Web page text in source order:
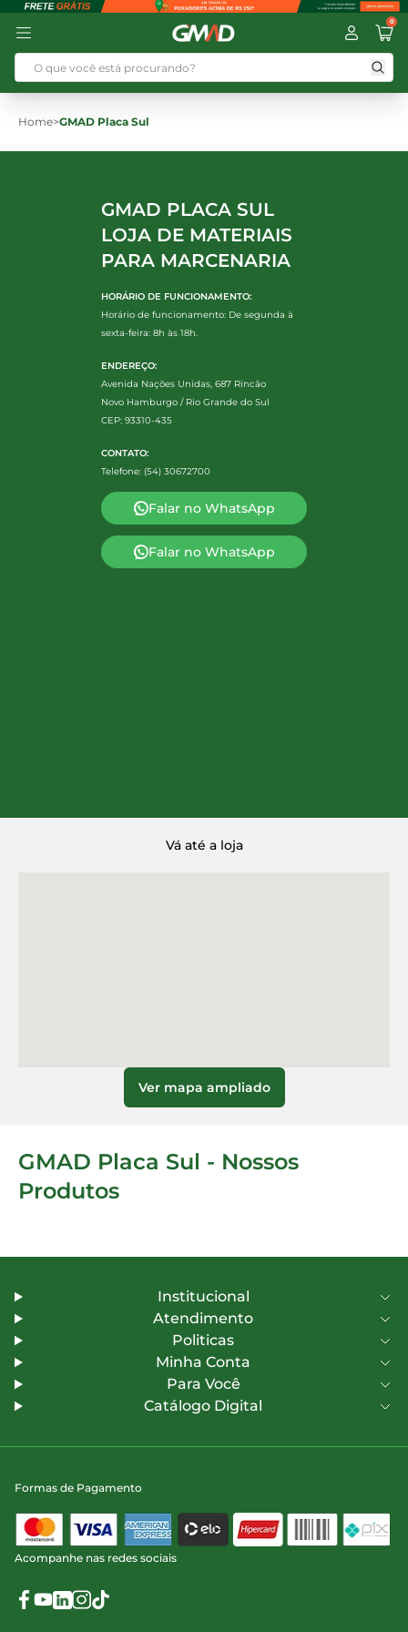
0
Home>GMAD Placa Sul
GMAD PLACA SUL
LOJA DE MATERIAIS
PARA MARCENARIA
HORÁRIO DE FUNCIONAMENTO:
Horário de funcionamento: De segunda à
sexta-feira: 8h às 18h.
ENDEREÇO:
Avenida Nações Unidas, 687 Rincão
Novo Hamburgo / Rio Grande do Sul
CEP: 93310-435
CONTATO:
Telefone: (54) 30672700
Falar no WhatsApp
Falar no WhatsApp
Vá até a loja
Ver mapa ampliado
GMAD Placa Sul - Nossos
Produtos
Institucional
Atendimento
Politicas
Minha Conta
Para Você
Catálogo Digital
Formas de Pagamento
Acompanhe nas redes sociais